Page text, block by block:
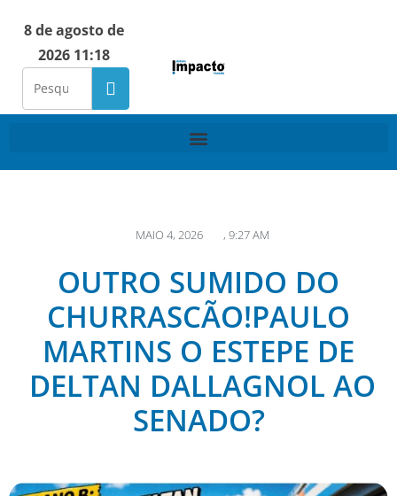
8 de agosto de
2026 11:18
MAIO 4, 2026 , 9:27 AM
OUTRO SUMIDO DO
CHURRASCÃO!PAULO
MARTINS O ESTEPE DE
DELTAN DALLAGNOL AO
SENADO?